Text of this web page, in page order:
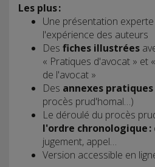
Les plus :
Une présentation
l'expérience des auteurs
Des fiches illustrées
« Pratiques d'avocat » et
de l'avocat »
Des annexes pratiques
procès prud'homal…)
Le déroulé du procès
l'ordre chronologique :
jugement, appel…
Version accessible en